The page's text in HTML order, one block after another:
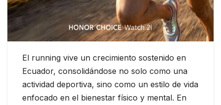
El running vive un crecimiento sostenido en
Ecuador, consolidándose no solo como una
actividad deportiva, sino como un estilo de vida
enfocado en el bienestar físico y mental. En